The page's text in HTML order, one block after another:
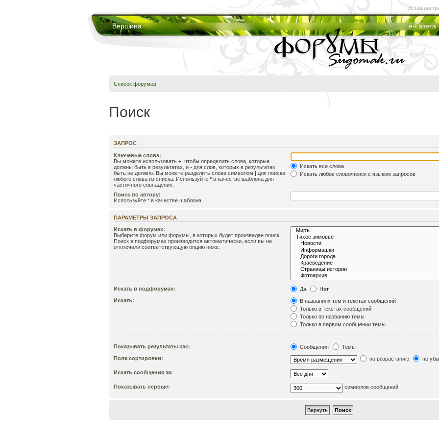
Вершина е-Газета
Уставная
Список форумов
Поиск
ЗАПРОС
Ключевые слова:
Вы можете использовать + , чтобы определить слова, которые
должны быть в результатах, и - для слов, которых в результатах
быть не должно. Вы можете разделить слова символом | для поиска
любого слова из списка. Используйте * в качестве шаблона для
частичного совпадения.
Искать все слова
Искать любое слово/поиск с языком запросов
Поиск по автору:
Используйте * в качестве шаблона.
ПАРАМЕТРЫ ЗАПРОСА
Искать в форумах:
Выберите форум или форумы, в которых будет произведен поиск.
Поиск в подфорумах производится автоматически, если вы не
отключили соответствующую опцию ниже.
Искать в подфорумах: Да
Нет
Искать:
В названиях тем и текстах сообщений
Только в текстах сообщений
Только по названию темы
Только в первом сообщении темы
Показывать результаты как: Сообщения
Темы
Поле сортировки:
по возрастанию по
Искать сообщения за:
Показывать первые: символов сообщений